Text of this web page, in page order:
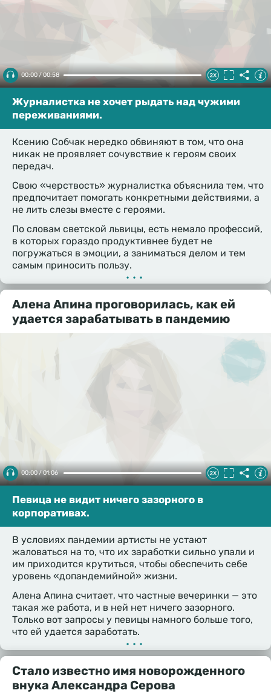
00:00 / 00:58
Журналистка не хочет рыдать над чужими
переживаниями.
Ксению Собчак нередко обвиняют в том, что она
никак не проявляет сочувствие к героям своих
передач.
Свою «черствость» журналистка объяснила тем, что
предпочитает помогать конкретными действиями, а
не лить слезы вместе с героями.
По словам светской львицы, есть немало профессий,
в которых гораздо продуктивнее будет не
погружаться в эмоции, а заниматься делом и тем
самым приносить пользу.
•••
Алена Апина проговорилась, как ей
удается зарабатывать в пандемию
00:00 / 01:06
Певица не видит ничего зазорного в
корпоративах.
В условиях пандемии артисты не устают
жаловаться на то, что их заработки сильно упали и
им приходится крутиться, чтобы обеспечить себе
уровень «допандемийной» жизни.
Алена Апина считает, что частные вечеринки — это
такая же работа, и в ней нет ничего зазорного.
Только вот запросы у певицы намного больше того,
что ей удается заработать.
•••
Стало известно имя новорожденного
внука Александра Серова